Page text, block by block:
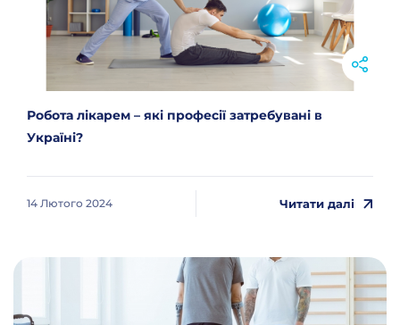
Робота лікарем – які професії затребувані в
Україні?
14 Лютого 2024 Читати далі